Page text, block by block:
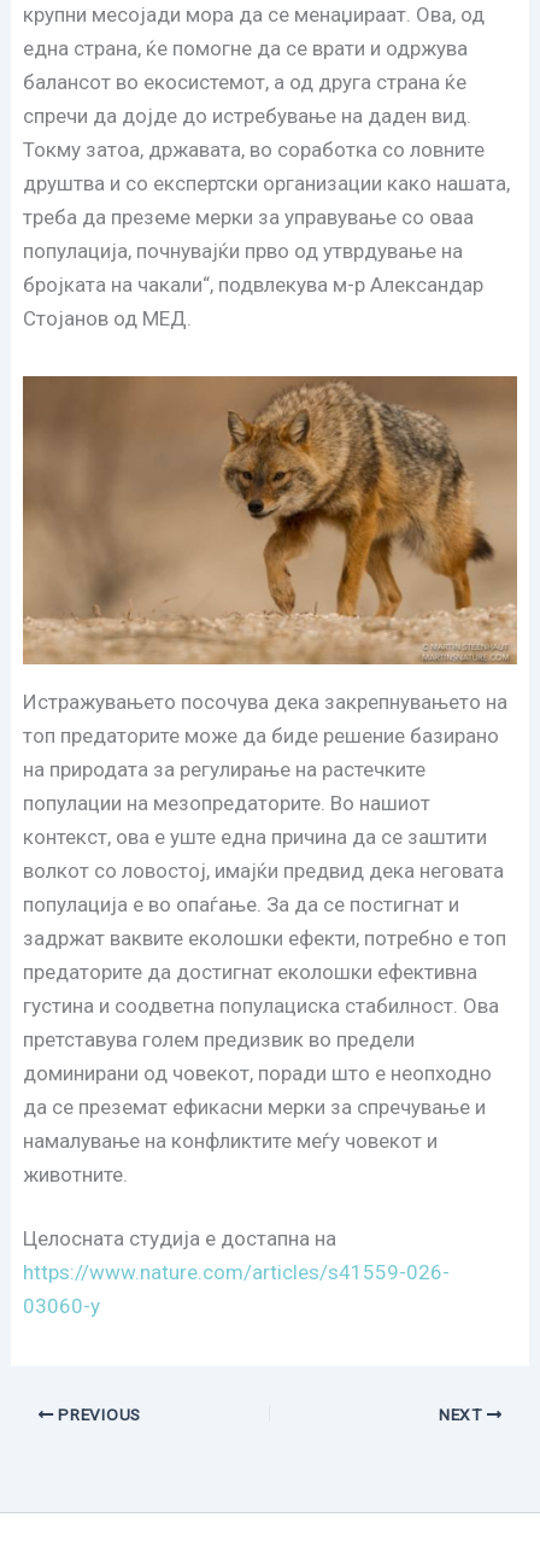
крупни месојади мора да се менаџираат. Ова, од
една страна, ќе помогне да се врати и одржува
балансот во екосистемот, а од друга страна ќе
спречи да дојде до истребување на даден вид.
Токму затоа, државата, во соработка со ловните
друштва и со експертски организации како нашата,
треба да преземе мерки за управување со оваа
популација, почнувајќи прво од утврдување на
бројката на чакали“, подвлекува м-р Александар
Стојанов од МЕД.
Истражувањето посочува дека закрепнувањето на
топ предаторите може да биде решение базирано
на природата за регулирање на растечките
популации на мезопредаторите. Во нашиот
контекст, ова е уште една причина да се заштити
волкот со ловостој, имајќи предвид дека неговата
популација е во опаѓање. За да се постигнат и
задржат ваквите еколошки ефекти, потребно е топ
предаторите да достигнат еколошки ефективна
густина и соодветна популациска стабилност. Ова
претставува голем предизвик во предели
доминирани од човекот, поради што е неопходно
да се преземат ефикасни мерки за спречување и
намалување на конфликтите меѓу човекот и
животните.
Целосната студија е достапна на
https://www.nature.com/articles/s41559-026-
03060-y
PREVIOUS NEXT